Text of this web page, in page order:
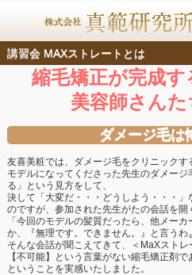
講習会 MAXストレートとは
縮毛矯正が完成す
美容師さんた
ダメージ毛は
友喜美粧では、ダメージ毛をクリニックす
モデルになってくださった先生のダメー
る」という見方をして、
決して「大変だ・・・どうしよう・・・
のですが、参加された先生がたの会話を開
「今回のモデルの髪質だったら、他メー
か、『無理です。できません。』と言うわ
そんな会話が聞こえてきて、＜MaXストレ
【不可能】という言葉がない縮毛矯正剤で
ということを実感いたしました。